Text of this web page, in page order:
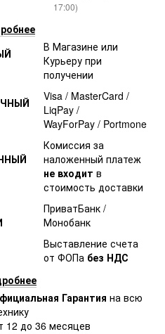
17:00)
В Магазине или
Курьеру при
получении
Visa / MasterCard /
LiqPay /
WayForPay / Portmone
Комиссия за
наложенный платеж
не входит в
стоимость доставки
ПриватБанк /
Монобанк
Выставление счета
от ФОПа без НДС
Гарантия на всю
12 до 36 месяцев